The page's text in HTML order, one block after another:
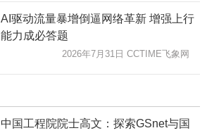
AI驱动流量暴增倒逼网络革新 增强上行
能力成必答题
2026年7月31日 CCTIME飞象网
中国工程院院士高文：探索GSnet与国